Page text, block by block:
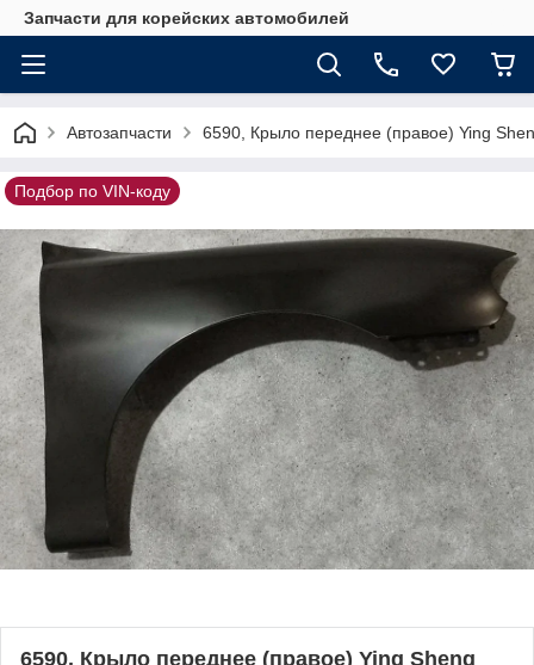
Запчасти для корейских автомобилей
Автозапчасти 6590, Крыло переднее (правое) Ying
Подбор по VIN-коду
6590, Крыло переднее (правое) Ying Sheng